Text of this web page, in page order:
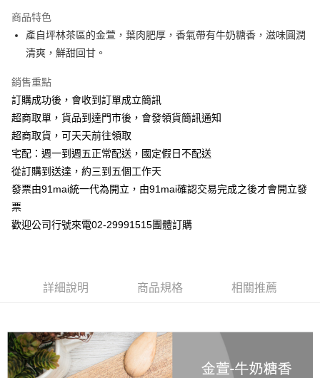
合作金庫商業銀行
華南商業銀行
彰化商業銀行
上海商業儲蓄銀行
臺灣中小企業銀行
匯豐（台灣）商業銀行
聯邦商業銀行
遠東國際商業銀行
元大商業銀行
台新國際商業銀行
中國信託商業銀行
台灣樂天信用卡公司
6 期 0 利率 每期
華南商業銀行
上海商業儲蓄銀行
國泰世華商業銀行
臺灣中小企業銀行
匯豐（台灣）商業銀行
華泰商業銀行
聯邦商業銀行
元大商業銀行
永豐商業銀行
玉山商業銀行
台灣樂天信用卡公司
超商取貨付款
Apple Pay
悠遊付
ATM付款
全家付款取貨
每筆NT$100，滿NT$699(含以上)免運費
付款後全家取貨
每筆NT$100，滿NT$699(含以上)免運費
7-11付款取貨
商品特色
產自坪林茶區的金萱，葉肉肥厚，香氣帶有牛奶糖香，滋味圓潤
清爽，鮮甜回甘。
銷售重點
訂購成功後，會收到訂單成立簡訊
超商取單，貨品到達門市後，會發領貨簡訊通知
超商取貨，可天天前往領取
宅配：週一到週五正常配送，國定假日不配送
從訂購到送達，約三到五個工作天
發票由91mai統一代為開立，由91mai確認交易完成之後才會開立發
票
歡迎公司行號來電02-29991515團體訂購
詳細說明 商品規格 相關推薦